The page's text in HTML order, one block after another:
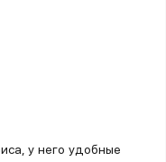
у него удобные